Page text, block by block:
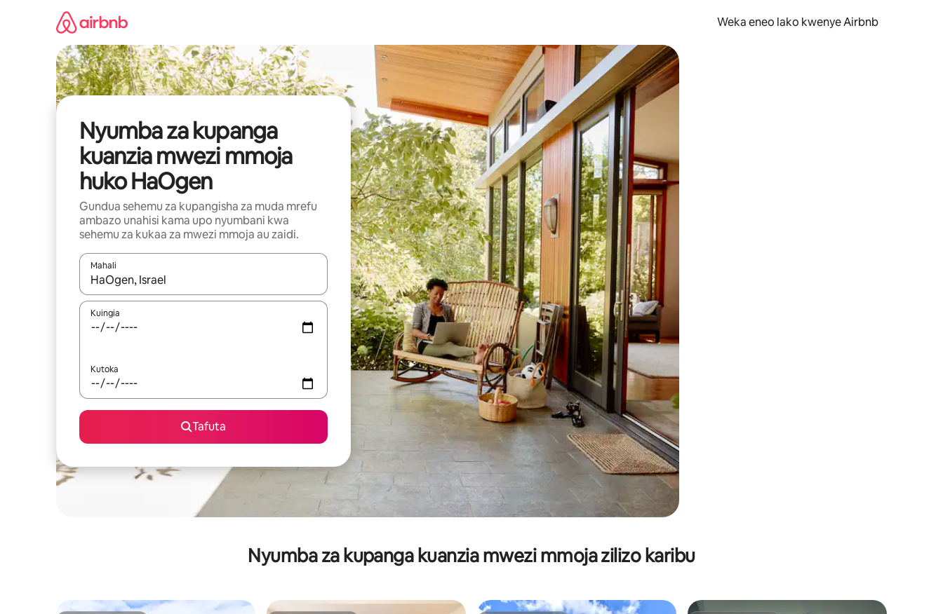
Weka eneo lako kwenye Airbnb
Nyumba za kupanga
kuanzia mwezi mmoja
huko HaOgen
Gundua sehemu za kupangisha za muda mrefu
ambazo unahisi kama upo nyumbani kwa
sehemu za kukaa za mwezi mmoja au zaidi.
Mahali
Wakati matokeo yanapatikana, vinjari kwa kutumia vitufe vya vishale vya juu na chini au uchunguze kwa kugusa au kutelezesha kidole kwenye ishara.
Kuingia
Kutoka
Tafuta
Nyumba za kupanga kuanzia mwezi mmoja zilizo karibu